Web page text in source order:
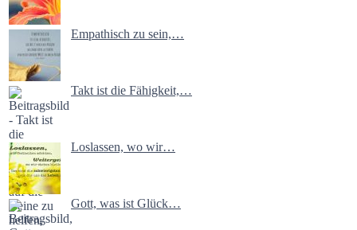
Empathisch zu sein,…
Takt ist die Fähigkeit,…
Loslassen, wo wir…
Gott, was ist Glück…